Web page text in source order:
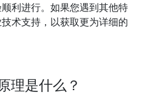
利进行。如果您遇到其他特
术支持，以获取更为详细的
理是什么？